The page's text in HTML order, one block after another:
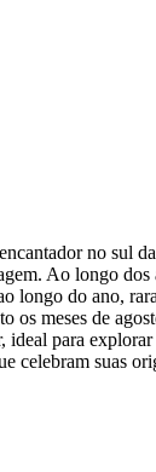
no sul
Ao longo
longo do ano,
os meses de
ideal para
celebram suas